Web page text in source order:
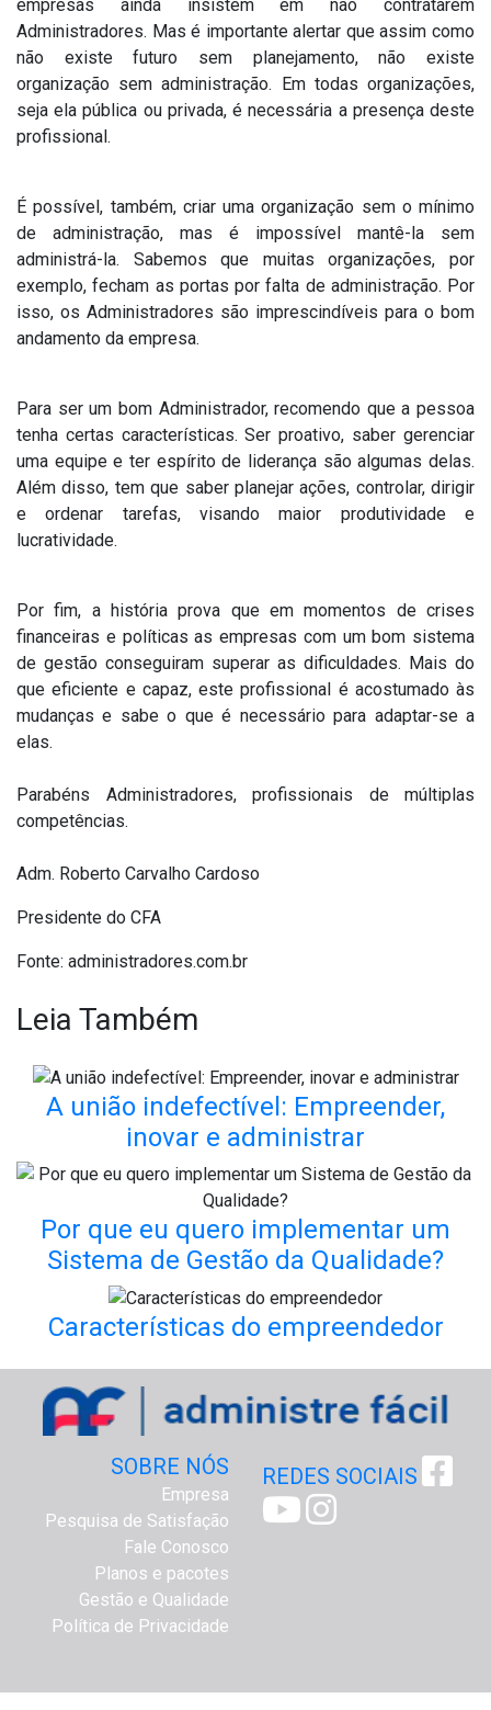
empresas ainda insistem em não contratarem
Administradores. Mas é importante alertar que assim como
não existe futuro sem planejamento, não existe
organização sem administração. Em todas organizações,
seja ela pública ou privada, é necessária a presença deste
profissional.
É possível, também, criar uma organização sem o mínimo
de administração, mas é impossível mantê-la sem
administrá-la. Sabemos que muitas organizações, por
exemplo, fecham as portas por falta de administração. Por
isso, os Administradores são imprescindíveis para o bom
andamento da empresa.
Para ser um bom Administrador, recomendo que a pessoa
tenha certas características. Ser proativo, saber gerenciar
uma equipe e ter espírito de liderança são algumas delas.
Além disso, tem que saber planejar ações, controlar, dirigir
e ordenar tarefas, visando maior produtividade e
lucratividade.
Por fim, a história prova que em momentos de crises
financeiras e políticas as empresas com um bom sistema
de gestão conseguiram superar as dificuldades. Mais do
que eficiente e capaz, este profissional é acostumado às
mudanças e sabe o que é necessário para adaptar-se a
elas.
Parabéns Administradores, profissionais de múltiplas
competências.
Adm. Roberto Carvalho Cardoso
Presidente do CFA
Fonte: administradores.com.br
Leia Também
A união indefectível: Empreender,
inovar e administrar
Por que eu quero implementar um
Sistema de Gestão da Qualidade?
Características do empreendedor
SOBRE NÓS
Empresa
Pesquisa de Satisfação
Fale Conosco
Planos e pacotes
Gestão e Qualidade
Política de Privacidade
REDES SOCIAIS